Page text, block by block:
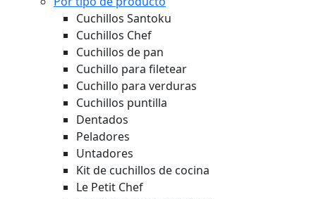
Cuchillos Santoku
Cuchillos Chef
Cuchillos de pan
Cuchillo para filetear
Cuchillo para verduras
Cuchillos puntilla
Dentados
Peladores
Untadores
Kit de cuchillos de cocina
Le Petit Chef